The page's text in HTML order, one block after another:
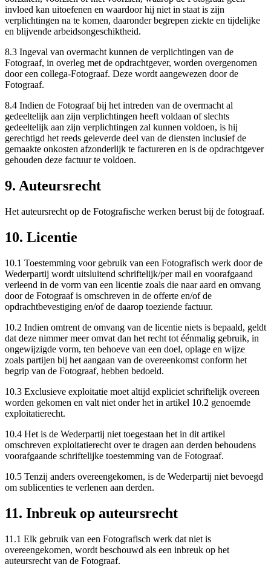
invloed kan uitoefenen en waardoor hij niet in staat is zijn
verplichtingen na te komen, daaronder begrepen ziekte en tijdelijke
en blijvende arbeidsongeschiktheid.
8.3 Ingeval van overmacht kunnen de verplichtingen van de
Fotograaf, in overleg met de opdrachtgever, worden overgenomen
door een collega-Fotograaf. Deze wordt aangewezen door de
Fotograaf.
8.4 Indien de Fotograaf bij het intreden van de overmacht al
gedeeltelijk aan zijn verplichtingen heeft voldaan of slechts
gedeeltelijk aan zijn verplichtingen zal kunnen voldoen, is hij
gerechtigd het reeds geleverde deel van de diensten inclusief de
gemaakte onkosten afzonderlijk te factureren en is de opdrachtgever
gehouden deze factuur te voldoen.
9. Auteursrecht
Het auteursrecht op de Fotografische werken berust bij de fotograaf.
10. Licentie
10.1 Toestemming voor gebruik van een Fotografisch werk door de
Wederpartij wordt uitsluitend schriftelijk/per mail en voorafgaand
verleend in de vorm van een licentie zoals die naar aard en omvang
door de Fotograaf is omschreven in de offerte en/of de
opdrachtbevestiging en/of de daarop toeziende factuur.
10.2 Indien omtrent de omvang van de licentie niets is bepaald, geldt
dat deze nimmer meer omvat dan het recht tot éénmalig gebruik, in
ongewijzigde vorm, ten behoeve van een doel, oplage en wijze
zoals partijen bij het aangaan van de overeenkomst conform het
begrip van de Fotograaf, hebben bedoeld.
10.3 Exclusieve exploitatie moet altijd expliciet schriftelijk overeen
worden gekomen en valt niet onder het in artikel 10.2 genoemde
exploitatierecht.
10.4 Het is de Wederpartij niet toegestaan het in dit artikel
omschreven exploitatierecht over te dragen aan derden behoudens
voorafgaande schriftelijke toestemming van de Fotograaf.
10.5 Tenzij anders overeengekomen, is de Wederpartij niet bevoegd
om sublicenties te verlenen aan derden.
11. Inbreuk op auteursrecht
11.1 Elk gebruik van een Fotografisch werk dat niet is
overeengekomen, wordt beschouwd als een inbreuk op het
auteursrecht van de Fotograaf.